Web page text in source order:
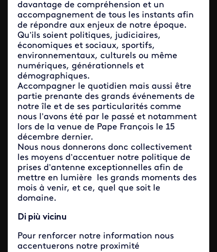
davantage de compréhension et un
accompagnement de tous les instants afin
de répondre aux enjeux de notre époque.
Qu’ils soient politiques, judiciaires,
économiques et sociaux, sportifs,
environnementaux, culturels ou même
numériques, générationnels et
démographiques.
Accompagner le quotidien mais aussi être
partie prenante des grands événements de
notre île et de ses particularités comme
nous l’avons été par le passé et notamment
lors de la venue de Pape François le 15
décembre dernier.
Nous nous donnerons donc collectivement
les moyens d’accentuer notre politique de
prises d’antenne exceptionnelles afin de
mettre en lumière les grands moments des
mois à venir, et ce, quel que soit le
domaine.
Di più vicinu
Pour renforcer notre information nous
accentuerons notre proximité